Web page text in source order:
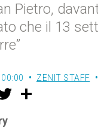
Pietro,
che il 13
ZENIT STAFF
w